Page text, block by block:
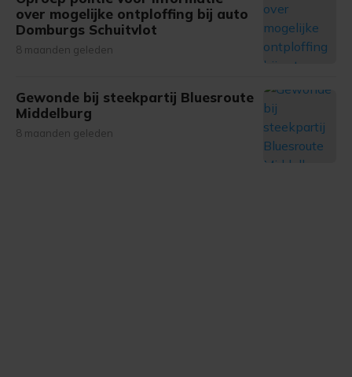
over mogelijke ontploffing bij auto
Domburgs Schuitvlot
8 maanden geleden
Gewonde bij steekpartij Bluesroute
Middelburg
8 maanden geleden